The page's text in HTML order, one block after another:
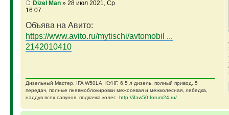
Dizel Man» 28 июл 2021, Ср
16:07
Объява на Авито:
https://www.avito.ru/mytischi/avtomobil ...
2142010410
Дизельный Мастер. IFA W50LA, КУНГ, 6,5 л дизель, полный привод, 5
передач, полные пневмоблокировки межосевая и межколесная, лебедка,
наддув всех сапунов, подкачка колес. http://ifaw50.forum24.ru/